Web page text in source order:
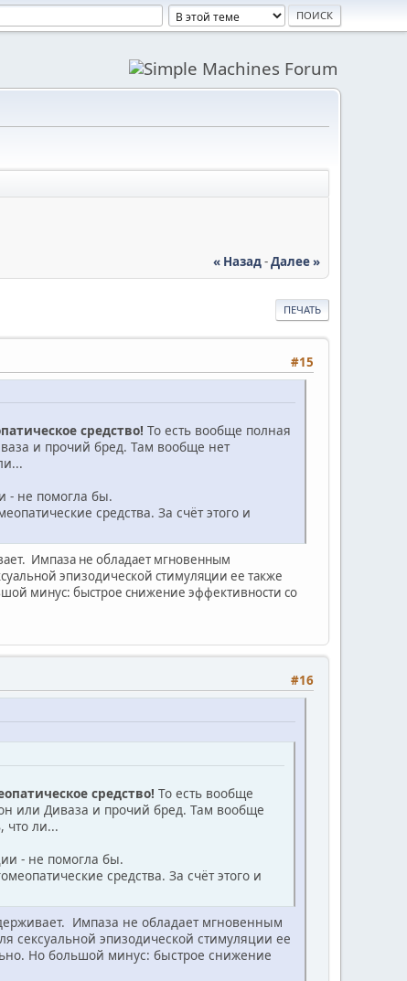
« Назад-Далее »
ПЕЧАТЬ
#15
средство! То есть вообще полная
и прочий бред. Там вообще нет
- не помогла бы.
средства. За счёт этого и
Импаза не обладает мгновенным
эпизодической стимуляции ее также
минус: быстрое снижение эффективности со
#16
средство! То есть вообще
или Диваза и прочий бред. Там вообще
что ли...
- не помогла бы.
средства. За счёт этого и
Импаза не обладает мгновенным
сексуальной эпизодической стимуляции ее
Но большой минус: быстрое снижение